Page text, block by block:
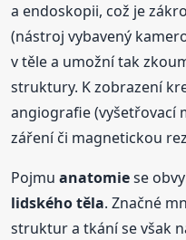
a endoskopii, což je
(nástroj vybavený
v těle a umožní tak
struktury. K zobrazení
angiografie (vyšetřovací
záření či magnetickou
Pojmuanatomiese
lidského těla. Značné
struktur a tkání se však